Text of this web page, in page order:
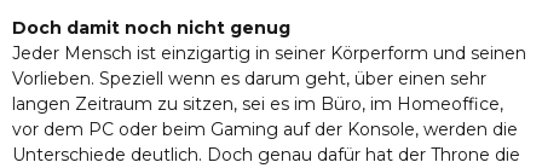
Doch damit noch nicht genug
Jeder Mensch ist einzigartig in seiner Körperform und seinen
Vorlieben. Speziell wenn es darum geht, über einen sehr
langen Zeitraum zu sitzen, sei es im Büro, im Homeoffice,
vor dem PC oder beim Gaming auf der Konsole, werden die
Unterschiede deutlich. Doch genau dafür hat der Throne die